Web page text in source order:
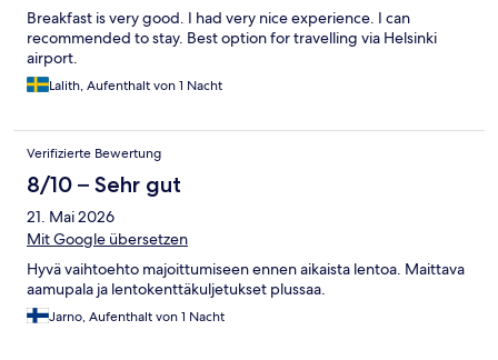
Breakfast is very good. I had very nice experience. I can
recommended to stay. Best option for travelling via Helsinki
airport.
Lalith, Aufenthalt von 1 Nacht
Verifizierte Bewertung
8/10 – Sehr gut
21. Mai 2026
Mit Google übersetzen
Hyvä vaihtoehto majoittumiseen ennen aikaista lentoa. Maittava
aamupala ja lentokenttäkuljetukset plussaa.
Jarno, Aufenthalt von 1 Nacht